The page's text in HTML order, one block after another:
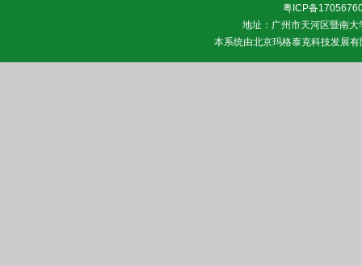
粤ICP备
地址：广州市天河区暨南
本系统由北京玛格泰克科技发展有